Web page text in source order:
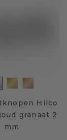
Hilco
granaat 2
mm